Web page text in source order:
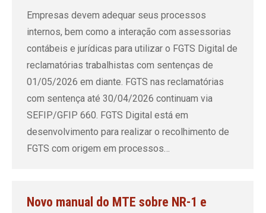
Empresas devem adequar seus processos
internos, bem como a interação com assessorias
contábeis e jurídicas para utilizar o FGTS Digital de
reclamatórias trabalhistas com sentenças de
01/05/2026 em diante. FGTS nas reclamatórias
com sentença até 30/04/2026 continuam via
SEFIP/GFIP 660. FGTS Digital está em
desenvolvimento para realizar o recolhimento de
FGTS com origem em processos…
Novo manual do MTE sobre NR-1 e